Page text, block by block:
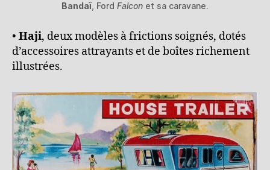
Bandaï , Ford Falcon et sa caravane.
• Haji, deux modèles à frictions soignés, dotés
d’accessoires attrayants et de boîtes richement
illustrées.